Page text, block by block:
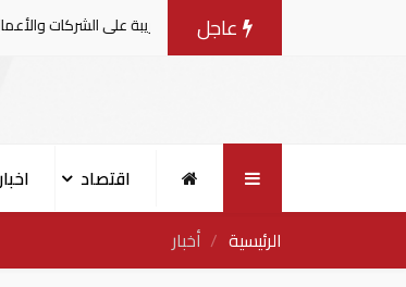
عاجل
الوزاري في شأن الضريبة على الشركات والأعمال
اقتصاد اخبار
الرئيسية
أخبار